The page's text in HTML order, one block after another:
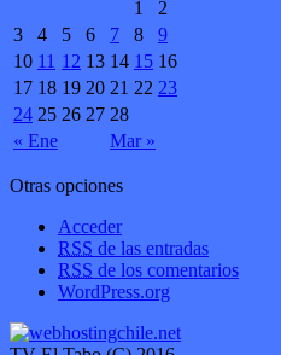
« Ene Mar »
1
2
3
4 5 6 7 8
9
10 11 12 13 14 15 16
17 18 19 20 21 22 23
24 25 26 27 28
Otras opciones
Acceder
RSS de las entradas
RSS de los comentarios
WordPress.org